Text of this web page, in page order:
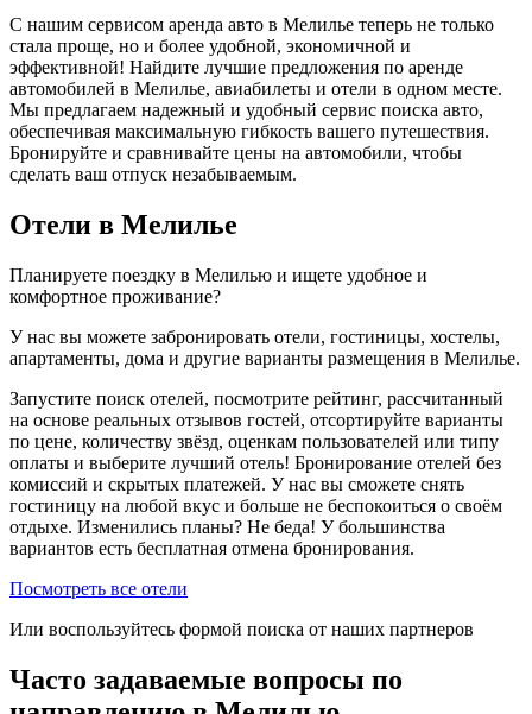
С нашим сервисом аренда авто в Мелилье теперь не только
стала проще, но и более удобной, экономичной и
эффективной! Найдите лучшие предложения по аренде
автомобилей в Мелилье, авиабилеты и отели в одном месте.
Мы предлагаем надежный и удобный сервис поиска авто,
обеспечивая максимальную гибкость вашего путешествия.
Бронируйте и сравнивайте цены на автомобили, чтобы
сделать ваш отпуск незабываемым.
Отели в Мелилье
Планируете поездку в Мелилью и ищете удобное и
комфортное проживание?
У нас вы можете забронировать отели, гостиницы, хостелы,
апартаменты, дома и другие варианты размещения в Мелилье.
Запустите поиск отелей, посмотрите рейтинг, рассчитанный
на основе реальных отзывов гостей, отсортируйте варианты
по цене, количеству звёзд, оценкам пользователей или типу
оплаты и выберите лучший отель! Бронирование отелей без
комиссий и скрытых платежей. У нас вы сможете снять
гостиницу на любой вкус и больше не беспокоиться о своём
отдыхе. Изменились планы? Не беда! У большинства
вариантов есть бесплатная отмена бронирования.
Посмотреть все отели
Или воспользуйтесь формой поиска от наших партнеров
Часто задаваемые вопросы по